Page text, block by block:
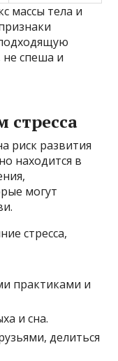
массы тела и
спеша и
стресса
риск развития
находится в
могут
стресса,
практиками и
и сна.
делиться